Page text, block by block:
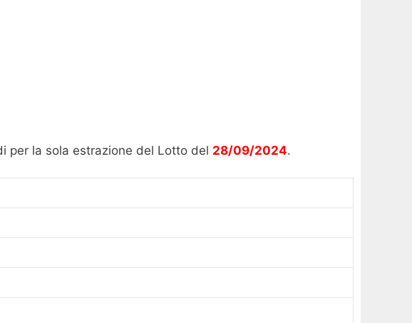
per la sola estrazione del Lotto del 28/09/2024.